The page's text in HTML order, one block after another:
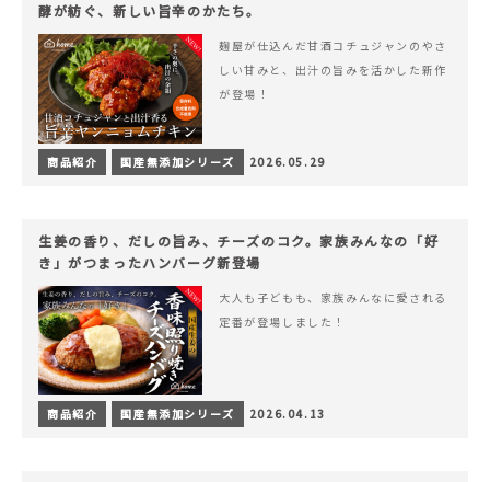
酵が紡ぐ、新しい旨辛のかたち。
麹屋が仕込んだ甘酒コチュジャンのやさ
しい甘みと、出汁の旨みを活かした新作
が登場！
商品紹介 国産無添加シリーズ 2026.05.29
生姜の香り、だしの旨み、チーズのコク。家族みんなの「好
き」がつまったハンバーグ新登場
大人も子どもも、家族みんなに愛される
定番が登場しました！
商品紹介 国産無添加シリーズ 2026.04.13